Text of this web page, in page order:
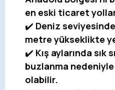
en eski ticaret
✔️ Deniz
metre yükseklikte
✔️ Kış aylarında sık
buzlanma
olabilir.